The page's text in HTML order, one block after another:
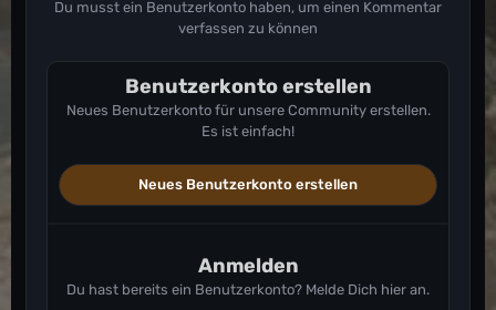
Du musst ein Benutzerkonto haben, um einen Kommentar
verfassen zu können
Benutzerkonto erstellen
Neues Benutzerkonto für unsere Community erstellen.
Es ist einfach!
Neues Benutzerkonto erstellen
Anmelden
Du hast bereits ein Benutzerkonto? Melde Dich hier an.